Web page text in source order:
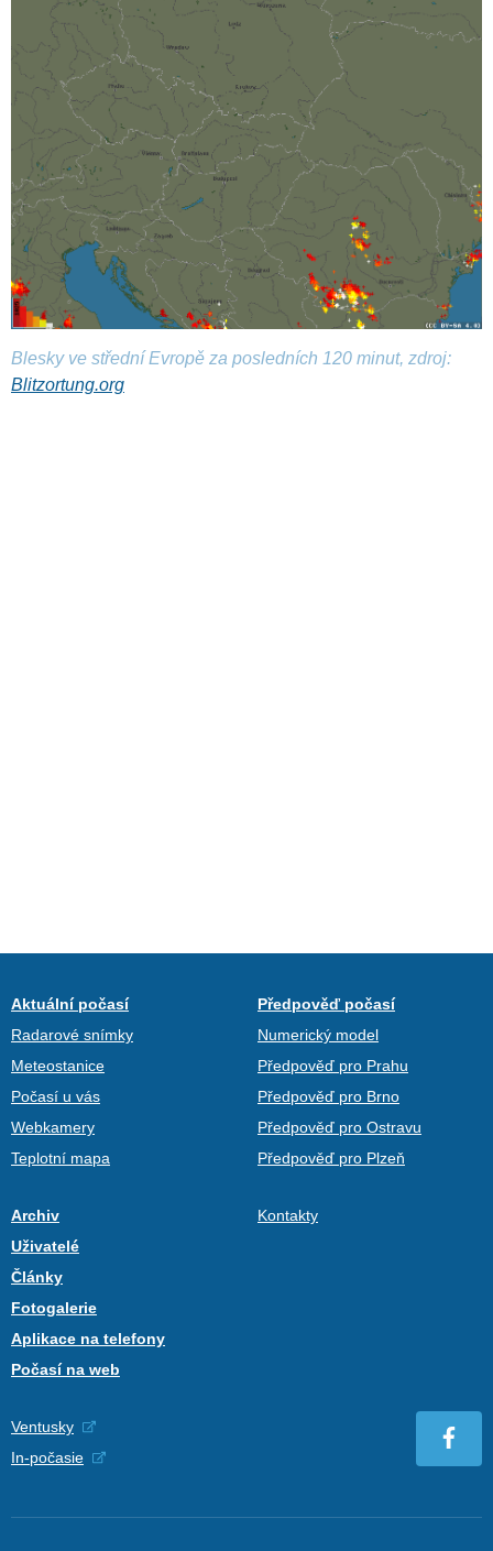
Blesky ve střední Evropě za posledních 120 minut, zdroj:
Blitzortung.org
Aktuální počasí
Radarové snímky
Meteostanice
Počasí u vás
Webkamery
Teplotní mapa
Předpověď počasí
Numerický model
Předpověď pro Prahu
Předpověď pro Brno
Předpověď pro Ostravu
Předpověď pro Plzeň
Archiv
Uživatelé
Články
Fotogalerie
Aplikace na telefony
Počasí na web
Kontakty
Ventusky
In-počasie